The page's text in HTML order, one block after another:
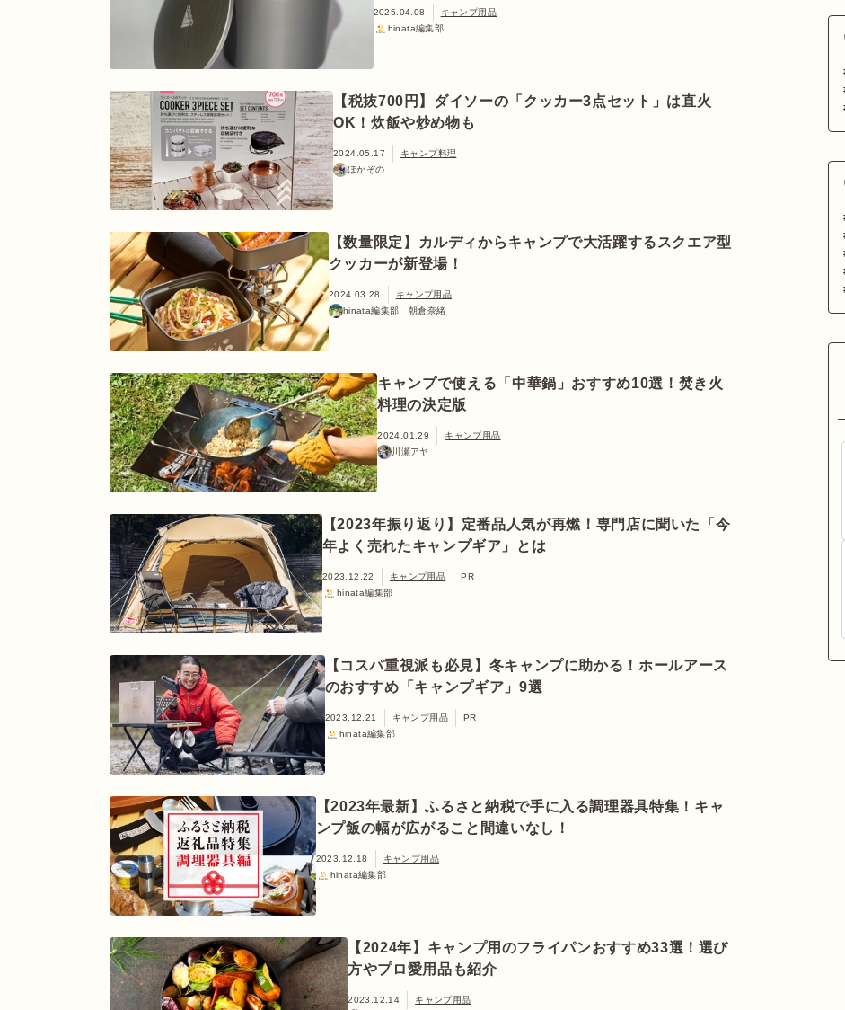
2025.04.08
キャンプ用品
hinata編集部
【税抜700円】ダイソーの「クッカー3点セット」は直火
OK！炊飯や炒め物も
2024.05.17
キャンプ料理
ほかぞの
【数量限定】カルディからキャンプで大活躍するスクエア型
クッカーが新登場！
2024.03.28
キャンプ用品
hinata編集部 朝倉奈緒
キャンプで使える「中華鍋」おすすめ10選！焚き火
料理の決定版
2024.01.29
キャンプ用品
川瀬アヤ
【2023年振り返り】定番品人気が再燃！専門店に聞いた「今
年よく売れたキャンプギア」とは
2023.12.22 キャンプ用品
PR
hinata編集部
【コスパ重視派も必見】冬キャンプに助かる！ホールアース
のおすすめ「キャンプギア」9選
2023.12.21 キャンプ用品
PR
hinata編集部
【2023年最新】ふるさと納税で手に入る調理器具特集！キャ
ンプ飯の幅が広がること間違いなし！
2023.12.18
キャンプ用品
hinata編集部
【2024年】キャンプ用のフライパンおすすめ33選！選び
方やプロ愛用品も紹介
2023.12.14
キャンプ用品